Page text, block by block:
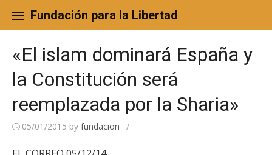
content
Fundación para la Libertad
«El islam dominará España y
la Constitución será
reemplazada por la Sharia»
05/01/2015 by fundacion /